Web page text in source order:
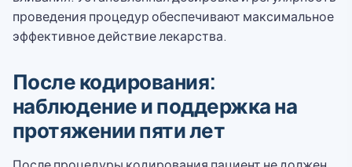
проведения процедур обеспечивают максимальное
эффективное действие лекарства.
После кодирования:
наблюдение и поддержка на
протяжении пяти лет